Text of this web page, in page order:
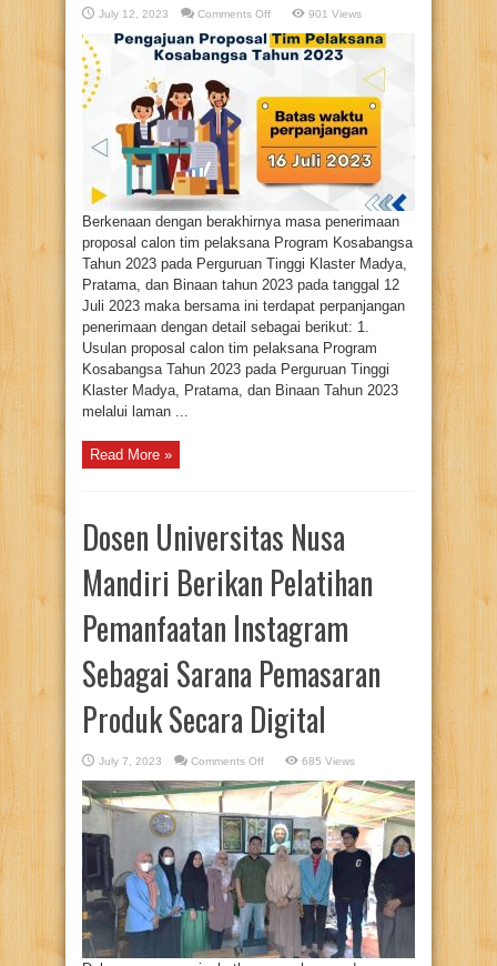
July 12, 2023 Comments Offon
Penerimaan
Proposal
Calon
Program
Kosabangsa
Tahun
2023
Pada
Perguruan
Tinggi
Klaster
Pratama,
dan
901 Views
Berkenaan dengan berakhirnya masa penerimaan
proposal calon tim pelaksana Program Kosabangsa
Tahun 2023 pada Perguruan Tinggi Klaster Madya,
Pratama, dan Binaan tahun 2023 pada tanggal 12
Juli 2023 maka bersama ini terdapat perpanjangan
penerimaan dengan detail sebagai berikut: 1.
Usulan proposal calon tim pelaksana Program
Kosabangsa Tahun 2023 pada Perguruan Tinggi
Klaster Madya, Pratama, dan Binaan Tahun 2023
melalui laman ...
Read More »
Dosen Universitas Nusa
Mandiri Berikan Pelatihan
Pemanfaatan Instagram
Sebagai Sarana Pemasaran
Produk Secara Digital
July 7, 2023 Comments Offon
Universitas
Nusa
Mandiri
Berikan
Pelatihan
Pemanfaatan
Instagram
Sebagai
Sarana
Pemasaran
Produk
Secara Digital
685 Views